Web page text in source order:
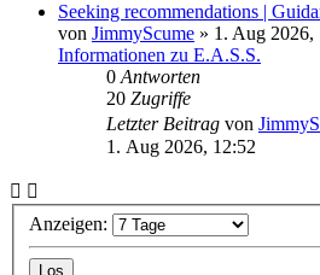
Seeking recommendations |
von JimmyScume » 1. Aug 2026,
Informationen zu E.A.S.S.
0Antworten
20 Zugriffe
Letzter Beitrag von
1. Aug 2026, 12:52
Anzeigen: